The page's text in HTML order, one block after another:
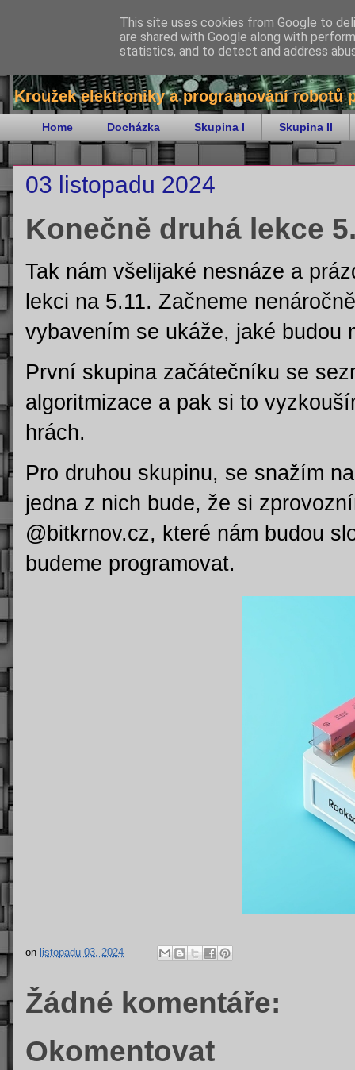
bitKrnov - robotika
Kroužek elektroniky a programování robotů
Home Docházka Skupina I Skupina II
03 listopadu 2024
Konečně druhá lekce
Tak nám všelijaké nesnáze a
lekci na 5.11. Začneme
vybavením se ukáže, jaké budou
První skupina začátečníku se
algoritmizace a pak si to
hrách.
Pro druhou skupinu, se snažím
jedna z nich bude, že si
@bitkrnov.cz, které nám budou
budeme programovat.
on listopadu 03, 2024
Žádné komentáře:
Okomentovat
This site uses cookies from Google to
are shared with Google along with
statistics, and to detect and address